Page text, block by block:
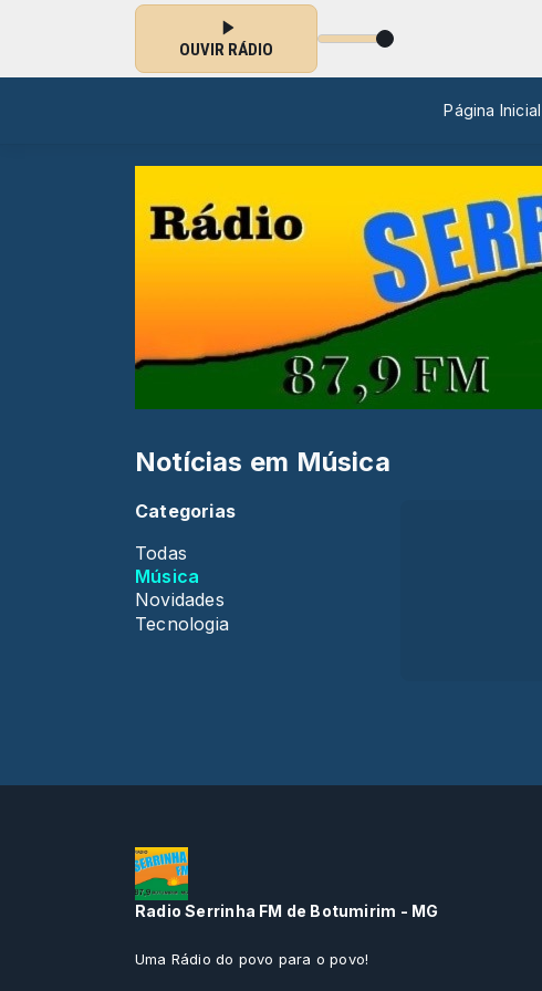
OUVIR RÁDIO
Página Inicial
Notícias em Música
Categorias
Todas
Música
Novidades
Tecnologia
Radio Serrinha FM de Botumirim - MG
Uma Rádio do povo para o povo!